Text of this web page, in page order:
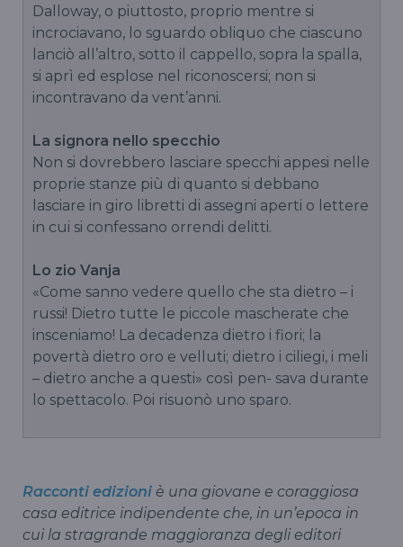
Dalloway, o piuttosto, proprio mentre si
incrociavano, lo sguardo obliquo che ciascuno
lanciò all’altro, sotto il cappello, sopra la spalla,
si aprì ed esplose nel riconoscersi; non si
incontravano da vent’anni.
La signora nello specchio
Non si dovrebbero lasciare specchi appesi nelle
proprie stanze più di quanto si debbano
lasciare in giro libretti di assegni aperti o lettere
in cui si confessano orrendi delitti.
Lo zio Vanja
«Come sanno vedere quello che sta dietro – i
russi! Dietro tutte le piccole mascherate che
insceniamo! La decadenza dietro i fiori; la
povertà dietro oro e velluti; dietro i ciliegi, i meli
– dietro anche a questi» così pen- sava durante
lo spettacolo. Poi risuonò uno sparo.
Racconti edizioni è una giovane e coraggiosa
casa editrice indipendente che, in un’epoca in
cui la stragrande maggioranza degli editori